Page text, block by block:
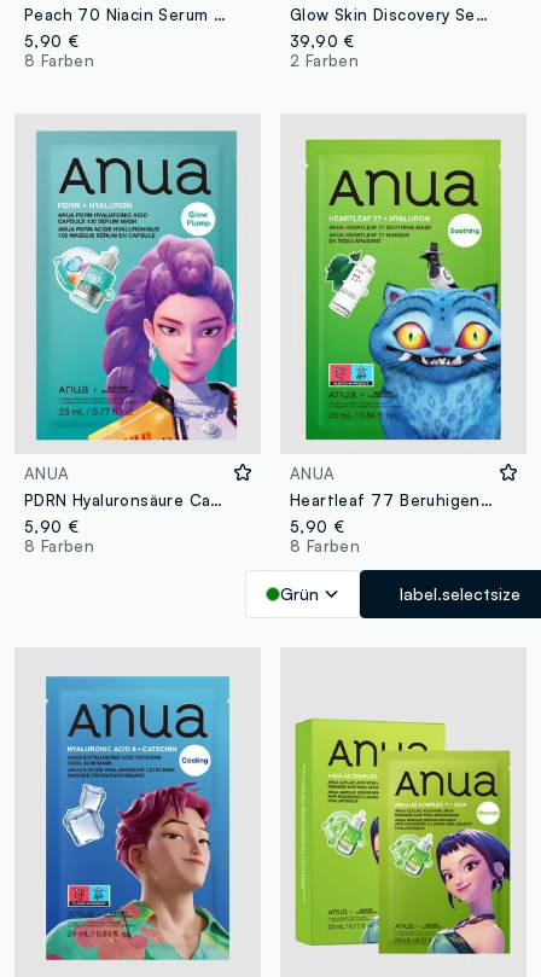
Peach 70 Niacin Serum Tuchmaske 25 ml | Anua K-Pop Demon Hunters
5,90 €
8 Farben
Glow Skin Discovery Set | Anua K-Pop Demon Hunters
39,90 €
2 Farben
ANUA
PDRN Hyaluronsäure Capsule 100 Serum-Maske 23 ml | Anua K-Pop Demon Hunters
5,90 €
8 Farben
ANUA
Heartleaf 77 Beruhigende Maske 25 ml | Anua K-Pop Demon Hunters
5,90 €
8 Farben
Grün label.selectsize